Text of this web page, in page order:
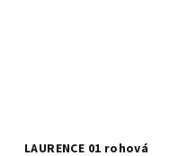
LAURENCE 01 rohová